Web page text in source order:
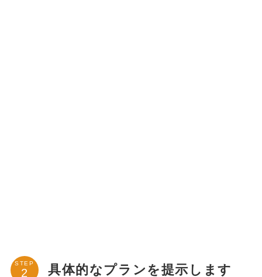
STEP 具体的なプランを提示します